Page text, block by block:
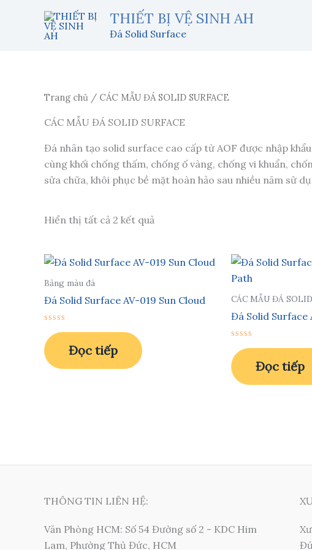
THIẾT BỊ VỆ SINH AH
Đá Solid Surface
Trang chủ / CÁC MẪU ĐÁ SOLID SURFACE
CÁC MẪU ĐÁ SOLID SURFACE
Đá nhân tạo solid surface cao cấp từ AOF được nhập
cùng khối chống thấm, chống ố vàng, chống vi khuẩn,
sửa chữa, khôi phục bề mặt hoàn hảo sau nhiều năm sử
Hiển thị tất cả 2 kết quả
Bảng màu đá
Đá Solid Surface AV-019 Sun Cloud
xếp
hạng
0
5
sao
Đọc tiếp
CÁC MẪU ĐÁ
Đá Solid Surface
xếp
hạng
0
5
sao
Đọc tiếp
THÔNG TIN LIÊN HỆ:
Văn Phòng HCM: Số 54 Đường số 2 - KDC Him
Lam, Phường Thủ Đức, HCM